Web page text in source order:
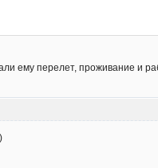
ему перелет, проживание и